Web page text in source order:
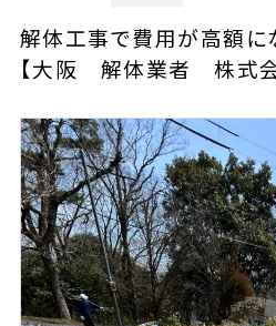
解体工事で費用が高額
【大阪 解体業者 株式会